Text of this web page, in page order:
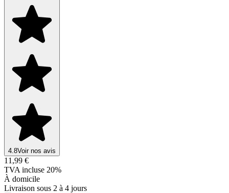
4.8Voir nos avis
11,99 €
TVA incluse 20%
À domicile
Livraison sous 2 à 4 jours